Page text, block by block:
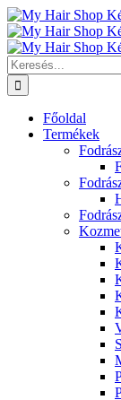
Kihagyás
Keresés...
Főoldal
Termékek